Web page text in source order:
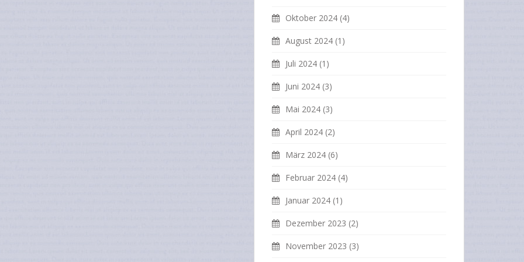
Oktober 2024 (4)
August 2024 (1)
Juli 2024 (1)
Juni 2024 (3)
Mai 2024 (3)
April 2024 (2)
März 2024 (6)
Februar 2024 (4)
Januar 2024 (1)
Dezember 2023 (2)
November 2023 (3)